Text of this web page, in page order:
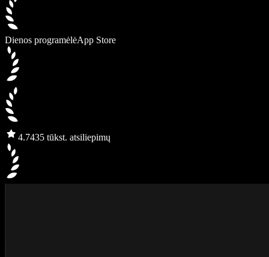
Dienos programėlėApp Store
4.7435 tūkst. atsiliepimų